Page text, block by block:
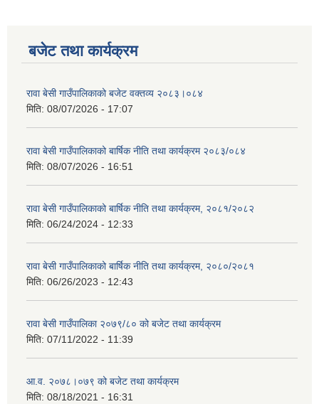
बजेट तथा कार्यक्रम
रावा बेसी गाउँपालिकाको बजेट वक्तव्य २०८३।०८४
मिति: 08/07/2026 - 17:07
रावा बेसी गाउँपालिकाको बार्षिक नीति तथा कार्यक्रम २०८३/०८४
मिति: 08/07/2026 - 16:51
रावा बेसी गाउँपालिकाको बार्षिक नीति तथा कार्यक्रम, २०८१/२०८२
मिति: 06/24/2024 - 12:33
रावा बेसी गाउँपालिकाको बार्षिक नीति तथा कार्यक्रम, २०८०/२०८१
मिति: 06/26/2023 - 12:43
रावा बेसी गाउँपालिका २०७९/८० को बजेट तथा कार्यक्रम
मिति: 07/11/2022 - 11:39
आ.व. २०७८।०७९ को बजेट तथा कार्यक्रम
मिति: 08/18/2021 - 16:31